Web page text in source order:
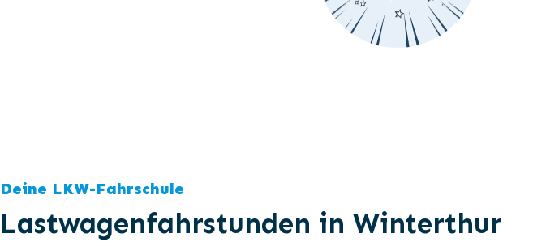
Deine LKW-Fahrschule
Lastwagenfahrstunden in Winterthur